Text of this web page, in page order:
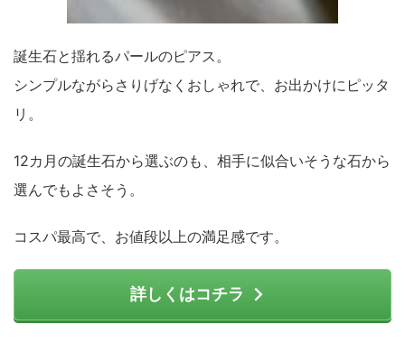
誕生石と揺れるパールのピアス。
シンプルながらさりげなくおしゃれで、お出かけにピッタ
リ。
12カ月の誕生石から選ぶのも、相手に似合いそうな石から
選んでもよさそう。
コスパ最高で、お値段以上の満足感です。
詳しくはコチラ